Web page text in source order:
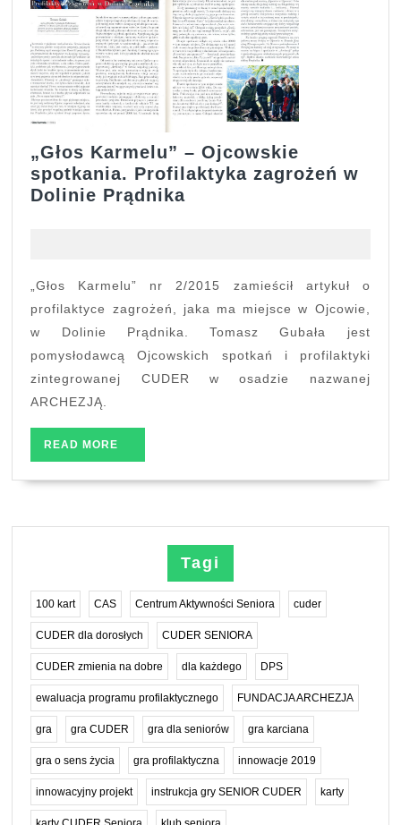
„Głos Karmelu” – Ojcowskie
spotkania. Profilaktyka zagrożeń w
Dolinie Prądnika
spotkania.
Profilaktyka
zagrożeń
Dolinie
Prądnika
„Głos Karmelu” nr 2/2015 zamieścił artykuł o
profilaktyce zagrożeń, jaka ma miejsce w Ojcowie,
w Dolinie Prądnika. Tomasz Gubała jest
pomysłodawcą Ojcowskich spotkań i profilaktyki
zintegrowanej CUDER w osadzie nazwanej
ARCHEZJĄ.
READ MORE
MORE
Tagi
100 kart CAS Centrum Aktywności Seniora cuder
CUDER dla dorosłych CUDER SENIORA
CUDER zmienia na dobre dla każdego DPS
ewaluacja programu profilaktycznego FUNDACJA ARCHEZJA
gra gra CUDER gra dla seniorów gra karciana
gra o sens życia gra profilaktyczna innowacje 2019
innowacyjny projekt instrukcja gry SENIOR CUDER karty